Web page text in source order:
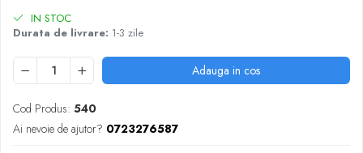
IN STOC
Durata de livrare: 1-3 zile
Adauga in cos
Cod Produs: 540
Ai nevoie de ajutor? 0723276587